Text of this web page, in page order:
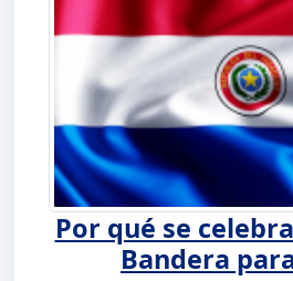
Por qué se
Bandera